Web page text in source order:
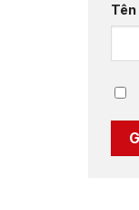
Tên